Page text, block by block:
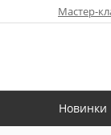
Мастер-
Новинки